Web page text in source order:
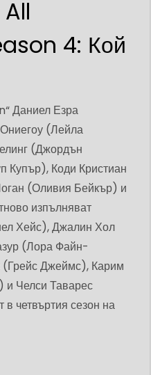
4: Кой
Даниел Езра
(Лейла
(Джордън
Купър), Коди Кристиан
(Оливия Бейкър) и
изпълняват
Хейс), Джалин Хол
(Лора Файн-
(Грейс Джеймс), Карим
Челси Таварес
четвъртия сезон на